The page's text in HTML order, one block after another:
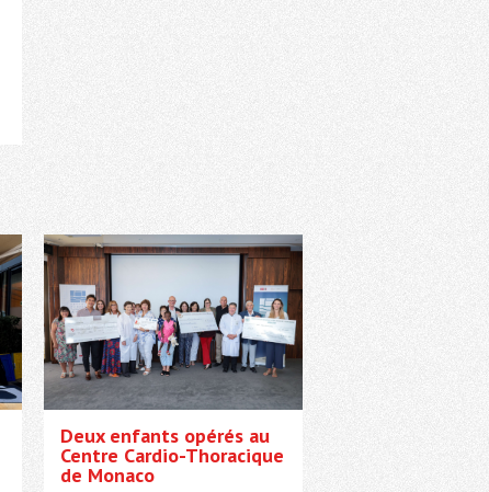
Deux enfants opérés au
Centre Cardio-Thoracique
de Monaco